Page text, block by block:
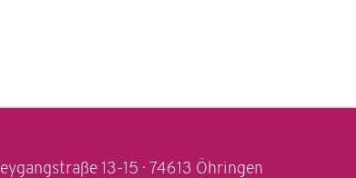
13-15 · 74613 Öhringen